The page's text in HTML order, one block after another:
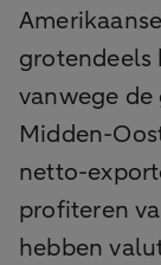
vanwege
Midden-
netto-
profiteren
hebben